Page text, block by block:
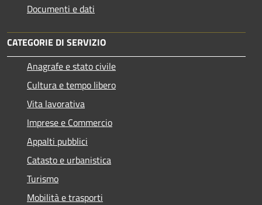
Documenti e dati
CATEGORIE DI SERVIZIO
Anagrafe e stato civile
Cultura e tempo libero
Vita lavorativa
Imprese e Commercio
Appalti pubblici
Catasto e urbanistica
Turismo
Mobilità e trasporti